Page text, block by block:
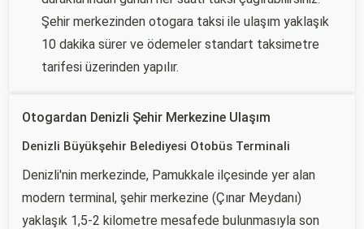
Şehir merkezinden otogara taksi ile ulaşım yaklaşık
10 dakika sürer ve ödemeler standart taksimetre
tarifesi üzerinden yapılır.
Otogardan Denizli Şehir Merkezine Ulaşım
Denizli Büyükşehir Belediyesi Otobüs Terminali
Denizli'nin merkezinde, Pamukkale ilçesinde yer alan
modern terminal, şehir merkezine (Çınar Meydanı)
yaklaşık 1,5-2 kilometre mesafede bulunmasıyla son